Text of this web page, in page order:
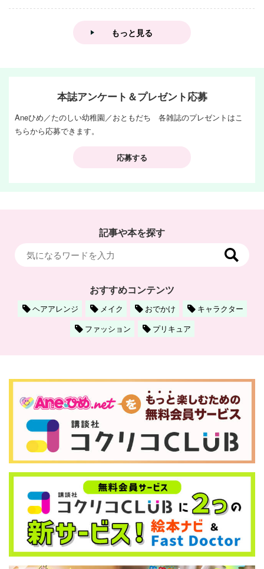
もっと見る
本誌アンケート＆プレゼント応募
Aneひめ／たのしい幼稚園／おともだち 各雑誌のプレゼントはこ
ちらから応募できます。
応募する
記事や本を探す
おすすめコンテンツ
ヘアアレンジ メイク おでかけ
キャラクター
ファッション
プリキュア